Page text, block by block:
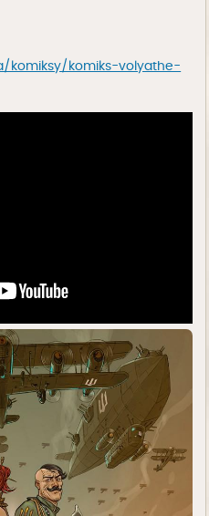
komiksy/komiks-volyathe-